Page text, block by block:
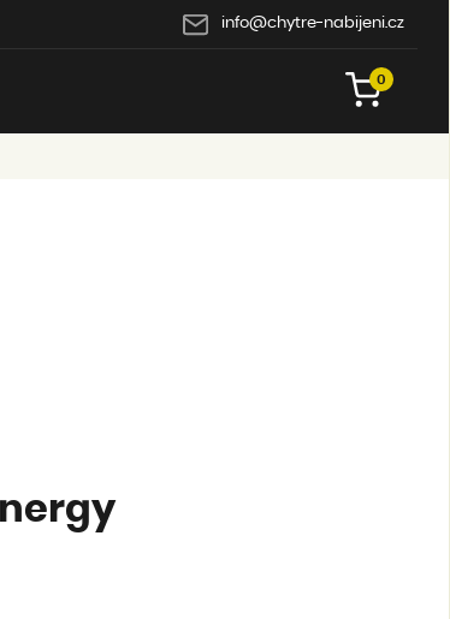
info@chytre-nabijeni.cz
0